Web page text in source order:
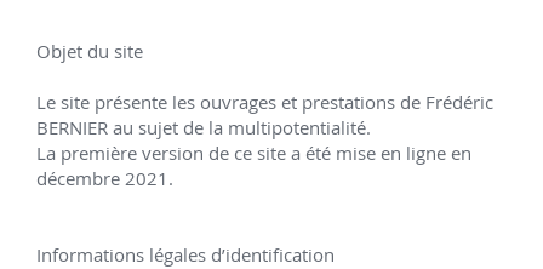
Tome 3 - EAU
Tome 4 - AIR
Intégrale Les 20 clés du succès
Ces ouvrages sont destinés aux entrepreneurs et à
développant son activité professionnelle, avec le
vœu profond qu’un jour, la réussite soit au rendez-
vous.
métier, puis de changer de cap rapidement, encore
Objet du site
Le site présente les ouvrages et prestations de Frédéric
BERNIER au sujet de la multipotentialité.
La première version de ce site a été mise en ligne en
décembre 2021.
Informations légales d’identification